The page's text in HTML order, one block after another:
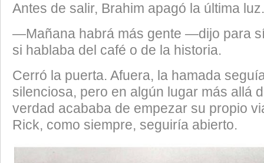
​Antes de salir, Brahim apagó la última luz.
​—Mañana habrá más gente —dijo para
si hablaba del café o de la historia.
​Cerró la puerta. Afuera, la hamada
silenciosa, pero en algún lugar más allá
verdad acababa de empezar su propio
Rick, como siempre, seguiría abierto.